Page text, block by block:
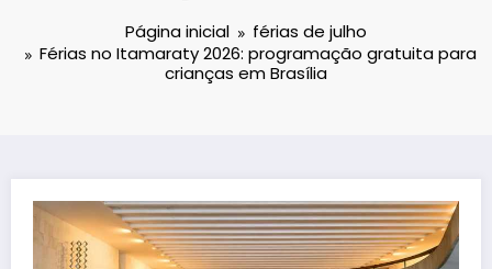
Página inicial
férias de julho
Férias no Itamaraty 2026: programação gratuita para
crianças em Brasília